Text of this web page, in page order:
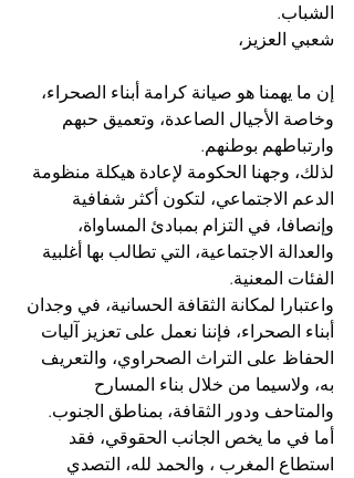
الشباب.
شعبي العزيز،
إن ما يهمنا هو صيانة كرامة أبناء الصحراء،
وخاصة الأجيال الصاعدة، وتعميق حبهم
وارتباطهم بوطنهم.
لذلك، وجهنا الحكومة لإعادة هيكلة منظومة
الدعم الاجتماعي، لتكون أكثر شفافية
وإنصافا، في التزام بمبادئ المساواة،
والعدالة الاجتماعية، التي تطالب بها أغلبية
الفئات المعنية.
واعتبارا لمكانة الثقافة الحسانية، في وجدان
أبناء الصحراء، فإننا نعمل على تعزيز آليات
الحفاظ على التراث الصحراوي، والتعريف
به، ولاسيما من خلال بناء المسارح
والمتاحف ودور الثقافة، بمناطق الجنوب.
أما في ما يخص الجانب الحقوقي، فقد
استطاع المغرب ، والحمد لله، التصدي